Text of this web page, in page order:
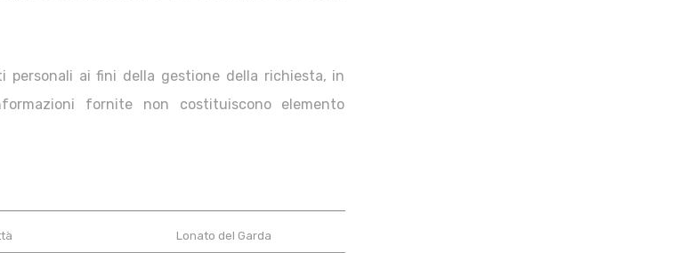
personali ai fini della gestione della richiesta, in
fornite non costituiscono elemento
Lonato del Garda